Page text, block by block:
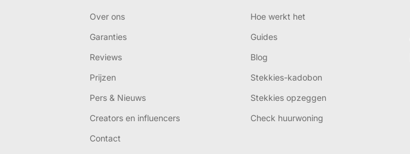
Over ons
Garanties
Reviews
Prijzen
Pers & Nieuws
Creators en influencers
Contact
Hoe werkt het
Guides
Blog
Stekkies-kadobon
Stekkies opzeggen
Check huurwoning